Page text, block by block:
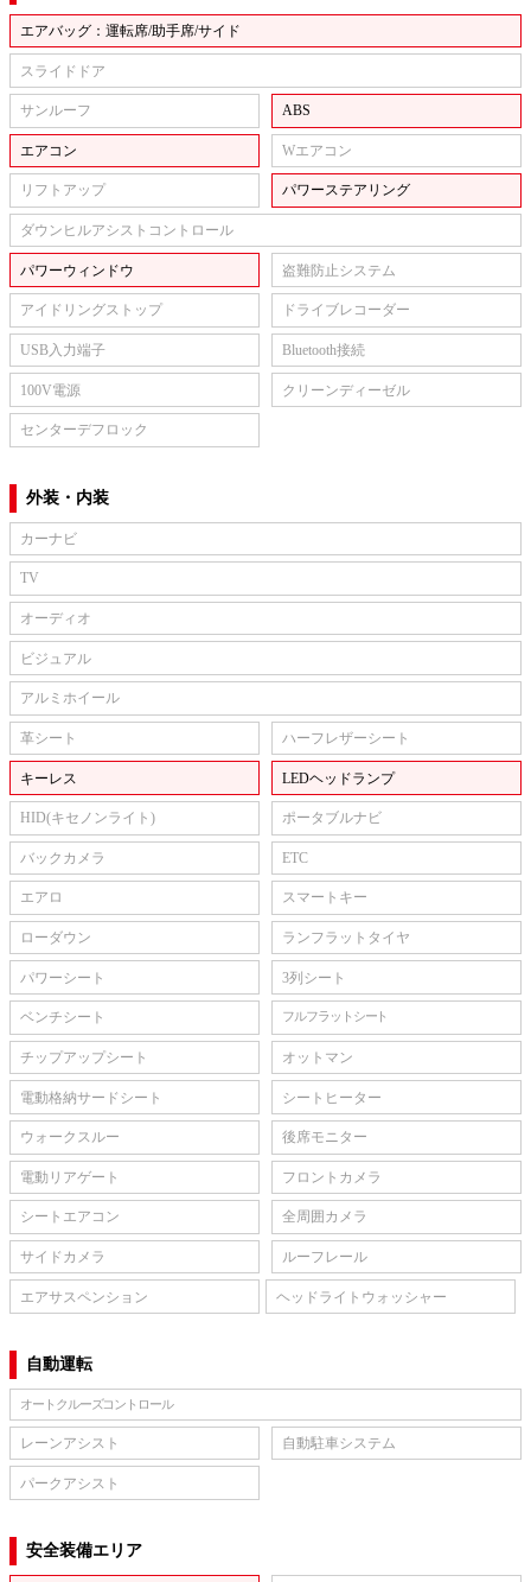
エアバッグ：運転席/助手席/サイド
スライドドア
サンルーフ ABS
エアコン Wエアコン
リフトアップ パワーステアリング
ダウンヒルアシストコントロール
パワーウィンドウ 盗難防止システム
アイドリングストップ ドライブレコーダー
USB入力端子 Bluetooth接続
100V電源 クリーンディーゼル
センターデフロック
外装・内装
カーナビ
TV
オーディオ
ビジュアル
アルミホイール
革シート ハーフレザーシート
キーレス LEDヘッドランプ
HID(キセノンライト) ポータブルナビ
バックカメラ ETC
エアロ スマートキー
ローダウン ランフラットタイヤ
パワーシート 3列シート
ベンチシート フルフラットシート
チップアップシート オットマン
電動格納サードシート シートヒーター
ウォークスルー 後席モニター
電動リアゲート フロントカメラ
シートエアコン 全周囲カメラ
サイドカメラ ルーフレール
エアサスペンション ヘッドライトウォッシャー
自動運転
オートクルーズコントロール
レーンアシスト 自動駐車システム
パークアシスト
安全装備エリア